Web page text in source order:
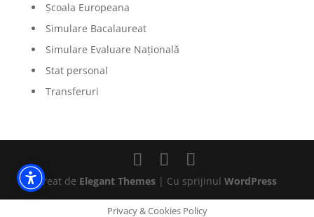
Școala Europeana
Simulare Bacalaureat
Simulare Evaluare Națională
Stat personal
Transferuri
Creat de Elegant Themes | Cu sprijinulWordPress
Privacy & Cookies Policy